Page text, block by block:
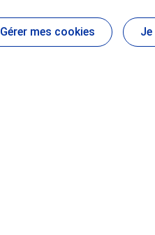
Gérer mes cookies